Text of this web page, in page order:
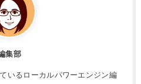
集部
いるローカルパワーエンジン編